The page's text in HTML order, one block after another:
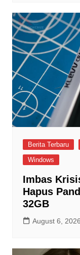
Berita Terbaru
Windows
Imbas
Hapus
32GB
August 6, 2026